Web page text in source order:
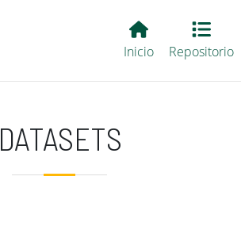
Main EvALL
Inicio Repositorio
DATASETS